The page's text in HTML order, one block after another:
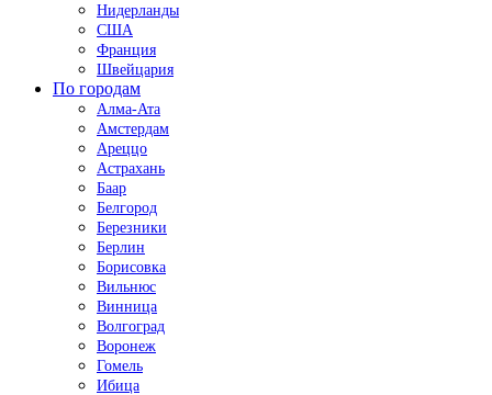
Нидерланды
США
Франция
Швейцария
По городам
Алма-Ата
Амстердам
Ареццо
Астрахань
Баар
Белгород
Березники
Берлин
Борисовка
Вильнюс
Винница
Волгоград
Воронеж
Гомель
Ибица